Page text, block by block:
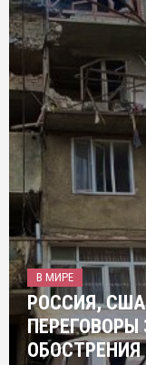
В МИРЕ
РОССИЯ,
ОБОСТРЕНИЯ